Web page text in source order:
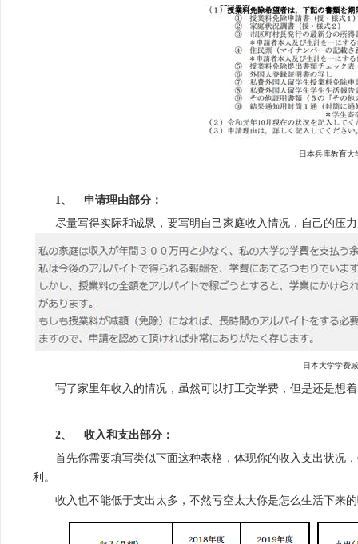
日本兵库教育大
1、
申请理由部分：
尽量写得实际和诚恳，要写明自己家庭收入情况，自己的压
日本大学学费
写了家里年收入的情况，虽然可以打工交学费，但是还是想
2、
收入和支出部分：
首先你需要填写类似下面这种表格，体现你的收入支出状况
利。
收入也不能低于支出太多，不然亏空太大你是怎么生活下来